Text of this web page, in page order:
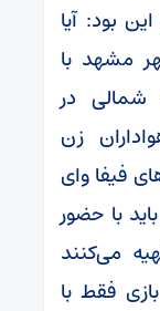
بود: آیا
مشهد با
شمالی در
زن
فیفا و‌ای
با حضور
می‌کنند
فقط با